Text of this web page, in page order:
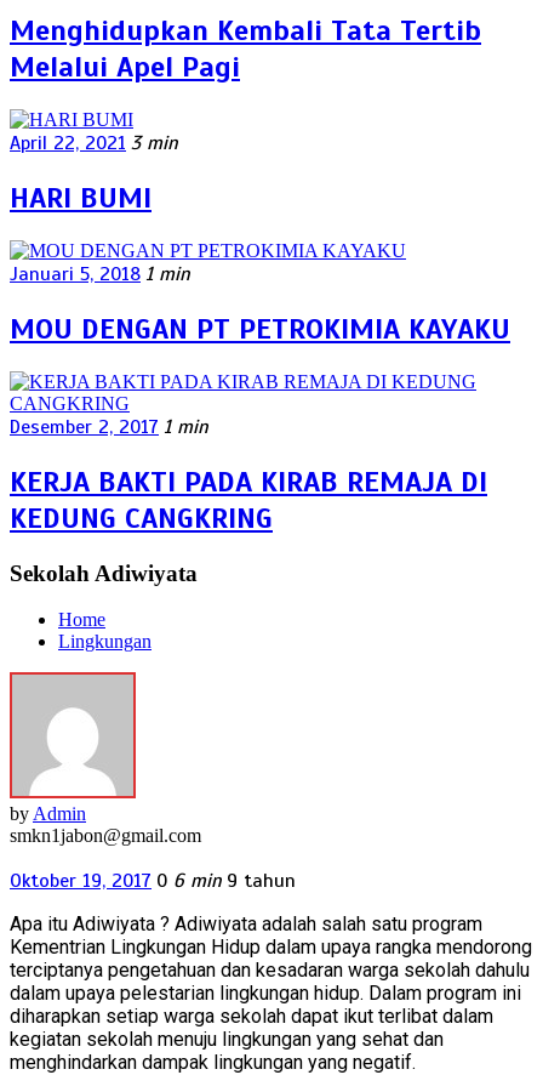
Menghidupkan Kembali Tata Tertib
Melalui Apel Pagi
April 22, 2021 3 min
HARI BUMI
Januari 5, 2018 1 min
MOU DENGAN PT PETROKIMIA KAYAKU
Desember 2, 2017 1 min
KERJA BAKTI PADA KIRAB REMAJA DI
KEDUNG CANGKRING
Sekolah Adiwiyata
Home
Lingkungan
by Admin
smkn1jabon@gmail.com
Oktober 19, 2017 0 6 min 9 tahun
Apa itu Adiwiyata ? Adiwiyata adalah salah satu program
Kementrian Lingkungan Hidup dalam upaya rangka mendorong
terciptanya pengetahuan dan kesadaran warga sekolah dahulu
dalam upaya pelestarian lingkungan hidup. Dalam program ini
diharapkan setiap warga sekolah dapat ikut terlibat dalam
kegiatan sekolah menuju lingkungan yang sehat dan
menghindarkan dampak lingkungan yang negatif.